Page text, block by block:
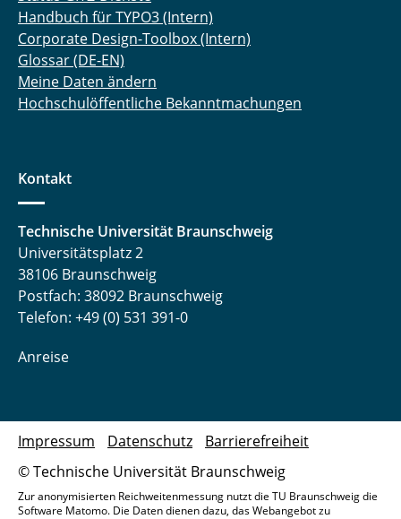
Handbuch für TYPO3 (Intern)
Corporate Design-Toolbox (Intern)
Glossar (DE-EN)
Meine Daten ändern
Hochschulöffentliche Bekanntmachungen
Kontakt
Technische Universität Braunschweig
Universitätsplatz 2
38106 Braunschweig
Postfach: 38092 Braunschweig
Telefon: +49 (0) 531 391-0
Anreise
© Technische Universität Braunschweig
Impressum Datenschutz Barrierefreiheit
Zur anonymisierten Reichweitenmessung nutzt die TU Braunschweig die
Software Matomo. Die Daten dienen dazu, das Webangebot zu